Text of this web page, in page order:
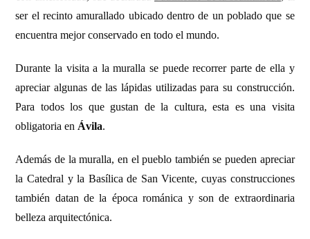
ser el recinto amurallado ubicado dentro de un poblado que se
encuentra mejor conservado en todo el mundo.
Durante la visita a la muralla se puede recorrer parte de ella y
apreciar algunas de las lápidas utilizadas para su construcción.
Para todos los que gustan de la cultura, esta es una visita
obligatoria en Ávila.
Además de la muralla, en el pueblo también se pueden apreciar
la Catedral y la Basílica de San Vicente, cuyas construcciones
también datan de la época románica y son de extraordinaria
belleza arquitectónica.